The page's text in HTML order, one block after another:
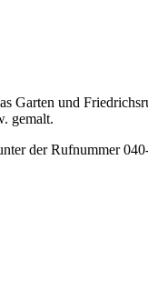
und
gemalt.
der Rufnummer